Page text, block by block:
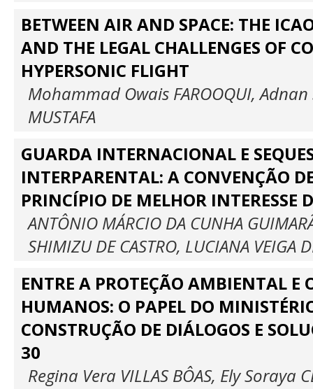
BETWEEN AIR AND SPACE: THE
AND THE LEGAL CHALLENGES OF
HYPERSONIC FLIGHT
Mohammad Owais FAROOQUI, Adnan
MUSTAFA
GUARDA INTERNACIONAL E
INTERPARENTAL: A CONVENÇÃO
PRINCÍPIO DE MELHOR INTERESSE
ANTÔNIO MÁRCIO DA CUNHA
SHIMIZU DE CASTRO, LUCIANA VEIGA
ENTRE A PROTEÇÃO AMBIENTAL E
HUMANOS: O PAPEL DO
CONSTRUÇÃO DE DIÁLOGOS E
30
Regina Vera VILLAS BÔAS, Ely Soraya